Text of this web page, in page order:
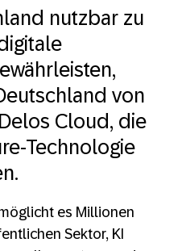
nutzbar zu
von
Cloud, die
Technologie
es Millionen
Sektor, KI